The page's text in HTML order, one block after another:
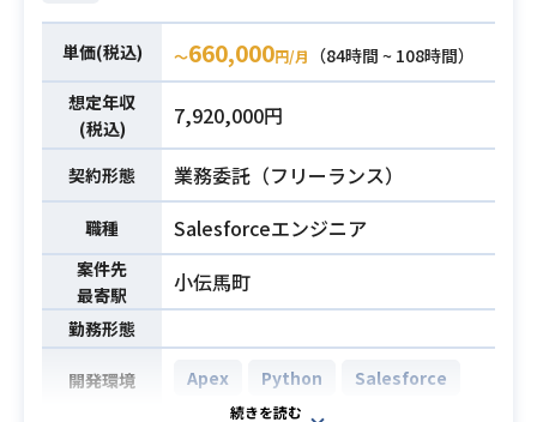
業務内容
マルチな技術の習得に興味を持って
いただける方を歓迎いたします。
【主な業務】
・バックエンドを主軸としたエンジ
ニアリング
・新機能や機能改善の提案、実現性
調査
・サービスを成長させるための施策
の立案・実施
・技術負債の解消
・新技術導入の調査提案
【開発環境】
■ フレームワーク：LaravelPH
P、Rails
単価(税込) 〜660,000円/月
（84時間 ~ 108時間）
想定年収
(税込)
7,920,000円
契約形態 業務委託（フリーランス）
職種 Salesforceエンジニア
案件先
最寄駅
小伝馬町
勤務形態
開発環境 Apex Python Salesforce